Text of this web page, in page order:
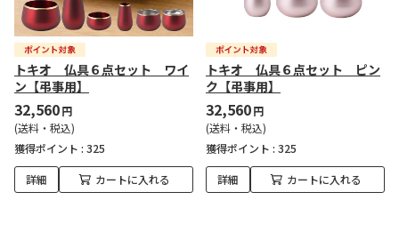
トキオ 仏具６点セット ワイ
ン【弔事用】
32,560円
(送料・税込)
獲得ポイント : 325
詳細 カートに入れる
トキオ 仏具６点セット ピン
ク【弔事用】
32,560円
(送料・税込)
獲得ポイント : 325
詳細 カートに入れる